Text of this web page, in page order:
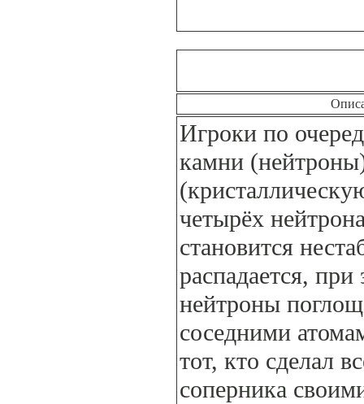
Игроки по
камни
четырёх
становится
распадается, при
нейтроны
соседними
тот, кто сделал
соперника